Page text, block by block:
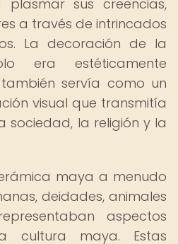
sus creencias,
a través de intrincados
La decoración de la
era estéticamente
servía como un
visual que transmitía
sociedad, la religión y la
maya a menudo
deidades, animales
aspectos
cultura maya. Estas